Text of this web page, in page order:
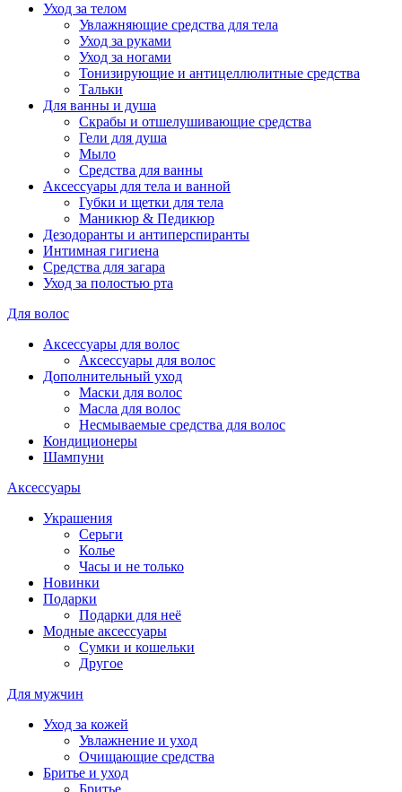
Уход за телом
Увлажняющие средства для тела
Уход за руками
Уход за ногами
Тонизирующие и антицеллюлитные средства
Тальки
Для ванны и душа
Скрабы и отшелушивающие средства
Гели для душа
Мыло
Средства для ванны
Аксессуары для тела и ванной
Губки и щетки для тела
Маникюр & Педикюр
Дезодоранты и антиперспиранты
Интимная гигиена
Средства для загара
Уход за полостью рта
Для волос
Аксессуары для волос
Аксессуары для волос
Дополнительный уход
Маски для волос
Масла для волос
Несмываемые средства для волос
Кондиционеры
Шампуни
Аксессуары
Украшения
Серьги
Колье
Часы и не только
Новинки
Подарки
Подарки для неё
Модные аксессуары
Сумки и кошельки
Другое
Для мужчин
Уход за кожей
Увлажнение и уход
Очищающие средства
Бритье и уход